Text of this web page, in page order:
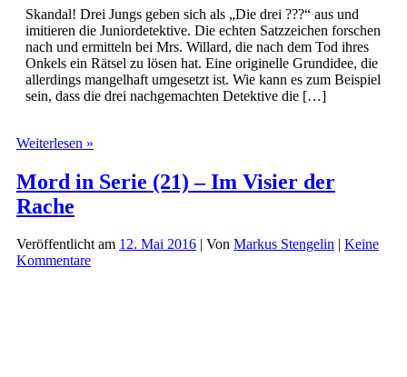
Skandal! Drei Jungs geben sich als „Die drei ???“ aus und
imitieren die Juniordetektive. Die echten Satzzeichen forschen
nach und ermitteln bei Mrs. Willard, die nach dem Tod ihres
Onkels ein Rätsel zu lösen hat. Eine originelle Grundidee, die
allerdings mangelhaft umgesetzt ist. Wie kann es zum Beispiel
sein, dass die drei nachgemachten Detektive die […]
Weiterlesen »
???
(207)
falschen
Mord in Serie (21) – Im Visier der
Rache
Veröffentlicht am 12. Mai 2016 | Von Markus Stengelin | Keine
Kommentare